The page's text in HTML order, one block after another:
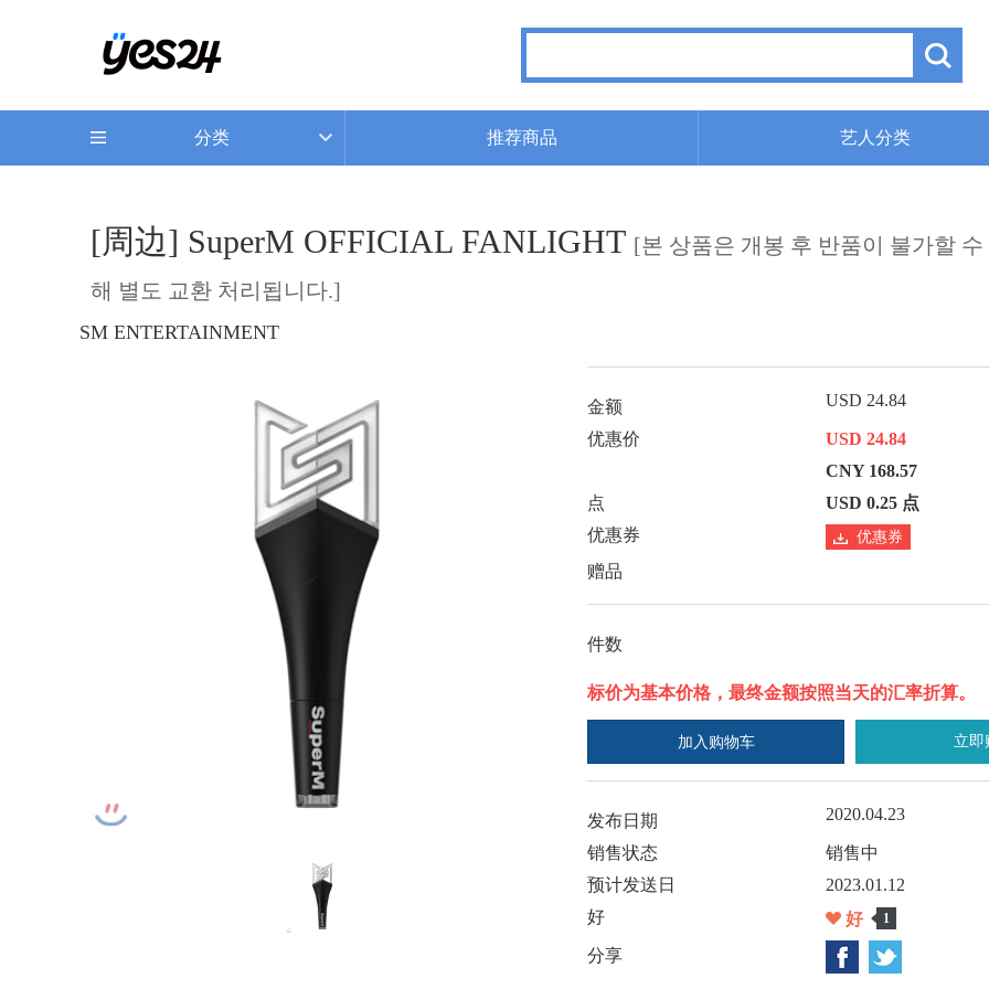
分类 推荐商品 艺人分类
[周边] SuperM OFFICIAL FANLIGHT [본 상품은 개봉 후 반품이 불가할
해 별도 교환 처리됩니다.]
SM ENTERTAINMENT
金额 USD 24.84
优惠价
USD 24.84
CNY 168.57
点
USD 0.25 点
优惠券
优惠券
赠品
件数
标价为基本价格，最终金额按照当天的汇率折算。
加入购物车 立即
发布日期 2020.04.23
销售状态
销售中
预计发送日
2023.01.12
好
好 1
分享